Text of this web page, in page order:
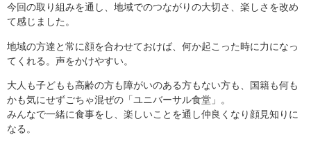
今回の取り組みを通し、地域でのつながりの大切さ、楽しさを改め
て感じました。
地域の方達と常に顔を合わせておけば、何か起こった時に力になっ
てくれる。声をかけやすい。
大人も子どもも高齢の方も障がいのある方もない方も、国籍も何も
かも気にせずごちゃ混ぜの「ユニバーサル食堂」。
みんなで一緒に食事をし、楽しいことを通し仲良くなり顔見知りに
なる。